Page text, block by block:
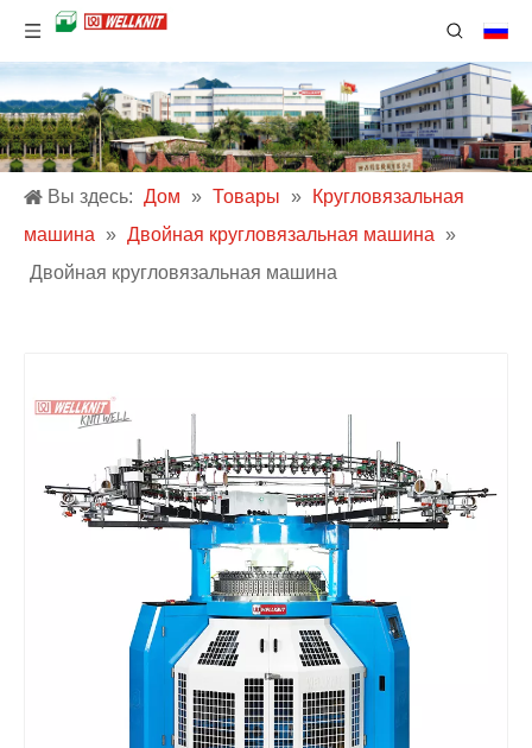
Вы здесь: Дом » Товары »
Кругловязальная
машина » Двойная кругловязальная машина »
Двойная кругловязальная машина